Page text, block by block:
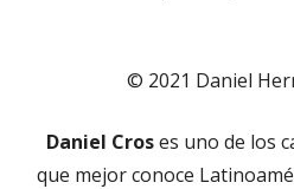
© 2021 Daniel
Daniel Croses uno de los
que mejor conoce